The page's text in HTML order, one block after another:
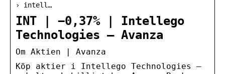
› intell…
INT | −0,37% | Intellego
Technologies – Avanza
Om Aktien | Avanza
Köp aktier i Intellego Technologies –